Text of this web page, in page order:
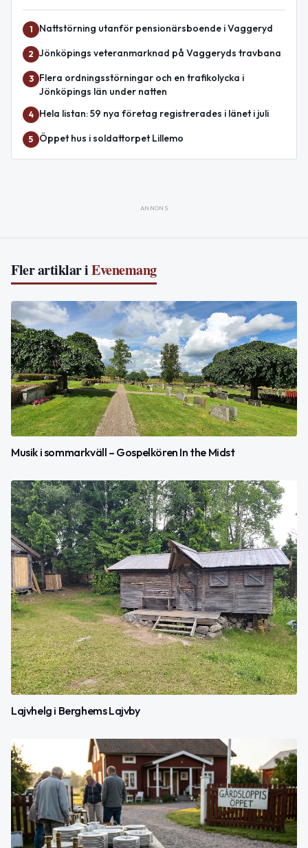
1 Nattstörning utanför pensionärsboende i Vaggeryd
2 Jönköpings veteranmarknad på Vaggeryds travbana
3
Flera ordningsstörningar och en trafikolycka i
Jönköpings län under natten
4 Hela listan: 59 nya företag registrerades i länet i juli
5 Öppet hus i soldattorpet Lillemo
ANNONS
Fler artiklar iEvenemang
Musik i sommarkväll – Gospelkören In the Midst
Lajvhelg i Berghems Lajvby